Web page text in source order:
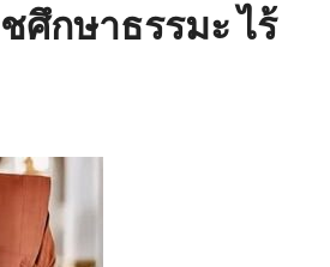
ศึกษาธรรมะ ไร้